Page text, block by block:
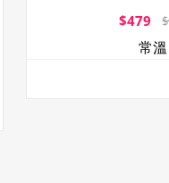
$479
常溫